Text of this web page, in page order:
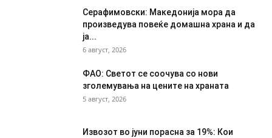
Серафимовски: Македонија мора да
произведува повеќе домашна храна и да
ја...
6 август, 2026
ФАО: Светот се соочува со нови
зголемувања на цените на храната
5 август, 2026
Извозот во јуни порасна за 19%: Кои